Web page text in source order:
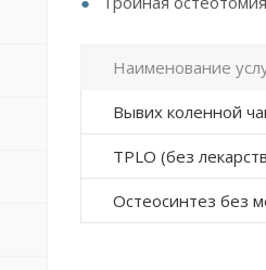
Наименование
Вывих коленной
TPLO (без
Остеосинтез без